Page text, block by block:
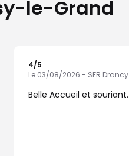
le-Grand
4/5
Le 03/08/2026 - SFR Drancy
Belle Accueil et souriant.